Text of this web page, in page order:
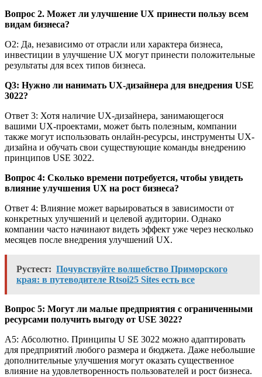
Вопрос 2. Может ли улучшение UX принести пользу всем
видам бизнеса?
О2: Да, независимо от отрасли или характера бизнеса,
инвестиции в улучшение UX могут принести положительные
результаты для всех типов бизнеса.
Q3: Нужно ли нанимать UX-дизайнера для внедрения USE
3022?
Ответ 3: Хотя наличие UX-дизайнера, занимающегося
вашими UX-проектами, может быть полезным, компании
также могут использовать онлайн-ресурсы, инструменты UX-
дизайна и обучать свои существующие команды внедрению
принципов USE 3022.
Вопрос 4: Сколько времени потребуется, чтобы увидеть
влияние улучшения UX на рост бизнеса?
Ответ 4: Влияние может варьироваться в зависимости от
конкретных улучшений и целевой аудитории. Однако
компании часто начинают видеть эффект уже через несколько
месяцев после внедрения улучшений UX.
Рустест: Почувствуйте волшебство Приморского
края: в путеводителе Rtsoi25 Sites есть все
Вопрос 5: Могут ли малые предприятия с ограниченными
ресурсами получить выгоду от USE 3022?
А5: Абсолютно. Принципы U SE 3022 можно адаптировать
для предприятий любого размера и бюджета. Даже небольшие
дополнительные улучшения могут оказать существенное
влияние на удовлетворенность пользователей и рост бизнеса.